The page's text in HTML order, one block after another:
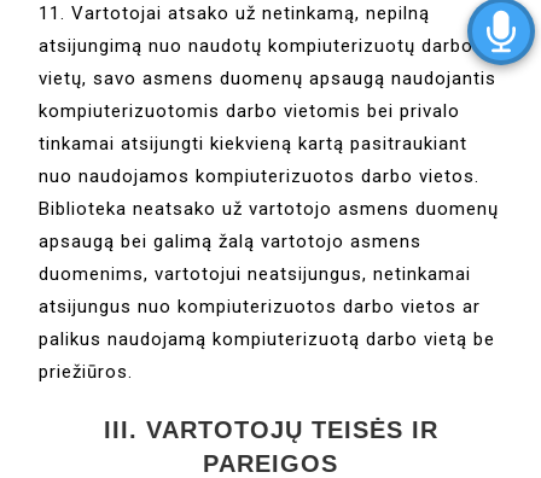
11. Vartotojai atsako už netinkamą, nepilną
atsijungimą nuo naudotų kompiuterizuotų darbo
vietų, savo asmens duomenų apsaugą naudojantis
kompiuterizuotomis darbo vietomis bei privalo
tinkamai atsijungti kiekvieną kartą pasitraukiant
nuo naudojamos kompiuterizuotos darbo vietos.
Biblioteka neatsako už vartotojo asmens duomenų
apsaugą bei galimą žalą vartotojo asmens
duomenims, vartotojui neatsijungus, netinkamai
atsijungus nuo kompiuterizuotos darbo vietos ar
palikus naudojamą kompiuterizuotą darbo vietą be
priežiūros.
III. VARTOTOJŲ TEISĖS IR
PAREIGOS